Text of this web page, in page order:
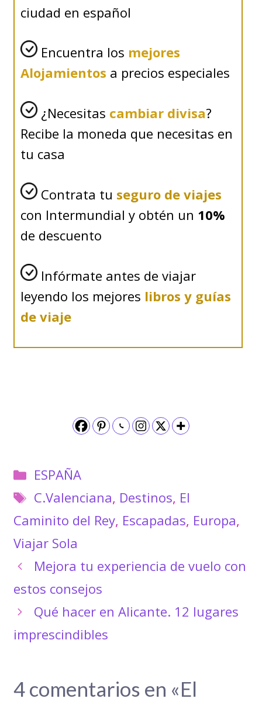
ciudad en español
Encuentra los mejores
Alojamientos a precios especiales
¿Necesitas cambiar divisa?
Recibe la moneda que necesitas en
tu casa
Contrata tu seguro de viajes
con Intermundial y obtén un 10%
de descuento
Infórmate antes de viajar
leyendo los mejores libros y guías
de viaje
Categorías
ESPAÑA
Etiquetas
C.Valenciana, Destinos, El
Caminito del Rey, Escapadas, Europa,
Viajar Sola
Mejora tu experiencia de vuelo con
estos consejos
Qué hacer en Alicante. 12 lugares
imprescindibles
4 comentarios en «El